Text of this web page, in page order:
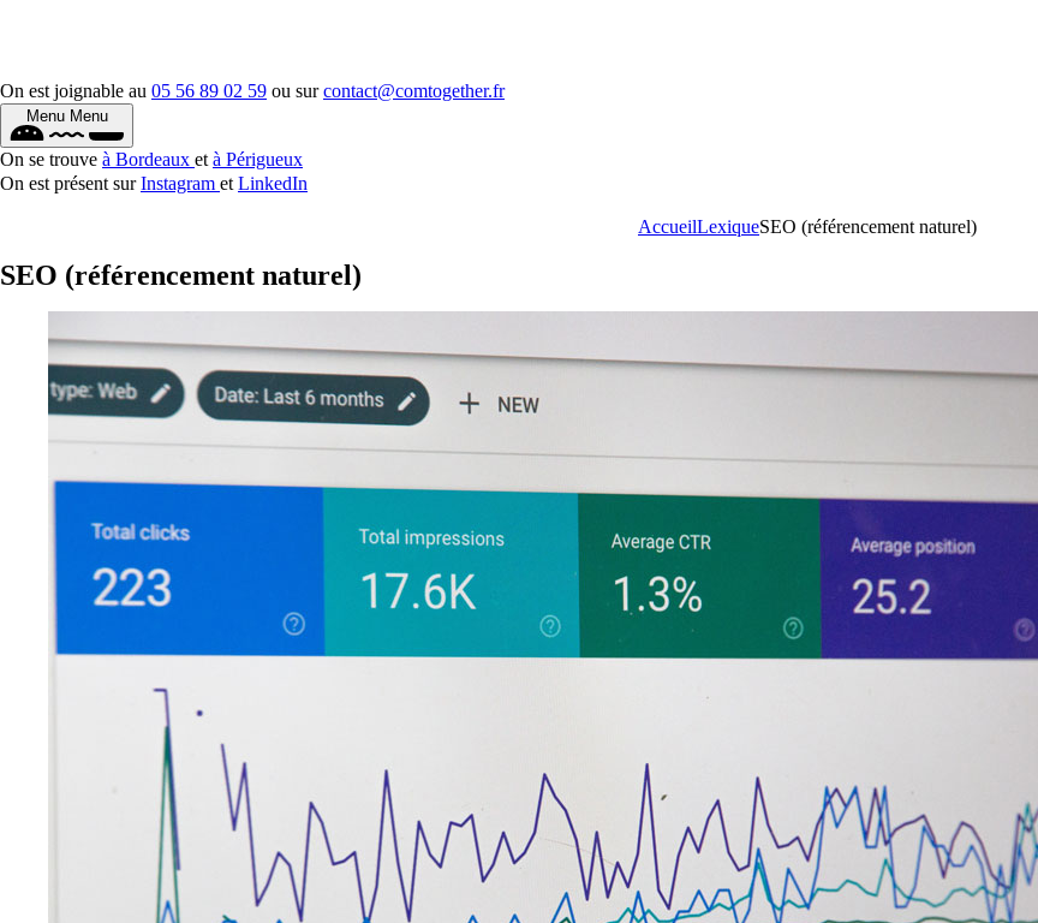
On est joignable au 05 56 89 02 59 ou surcontact@comtogether.fr
Menu Menu
On se trouve à Bordeaux et à Périgueux
On est présent surInstagram et LinkedIn
AccueilLexiqueSEO (référencement naturel)
SEO (référencement naturel)